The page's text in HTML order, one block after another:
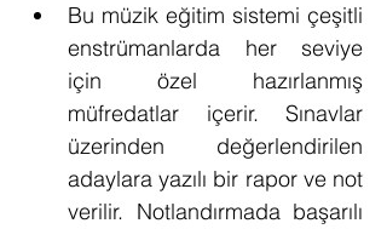
Bu müzik eğitim sistemi çeşitli
enstrümanlarda her seviye
için özel hazırlanmış
müfredatlar içerir. Sınavlar
üzerinden değerlendirilen
adaylara yazılı bir rapor ve not
verilir. Notlandırmada başarılı